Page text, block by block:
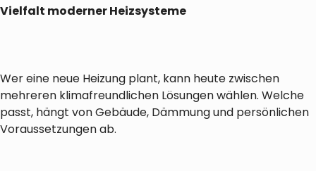
Vielfalt moderner Heizsysteme
Wer eine neue Heizung plant, kann heute zwischen
mehreren klimafreundlichen Lösungen wählen. Welche
passt, hängt von Gebäude, Dämmung und persönlichen
Voraussetzungen ab.